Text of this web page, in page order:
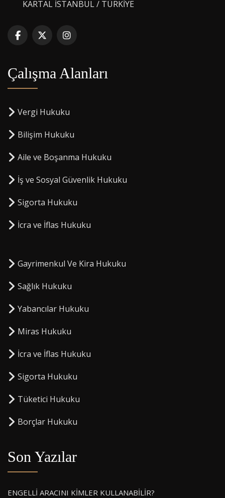
KARTAL İSTANBUL / TÜRKİYE
Çalışma Alanları
Vergi Hukuku
Bilişim Hukuku
Aile ve Boşanma Hukuku
İş ve Sosyal Güvenlik Hukuku
Sigorta Hukuku
⁠İcra ve İflas Hukuku
Gayrimenkul Ve Kira Hukuku
Sağlık Hukuku
Yabancılar Hukuku
Miras Hukuku
⁠İcra ve İflas Hukuku
Sigorta Hukuku
⁠Tüketici Hukuku
⁠Borçlar Hukuku
Son Yazılar
ENGELLİ ARACINI KİMLER KULLANABİLİR?